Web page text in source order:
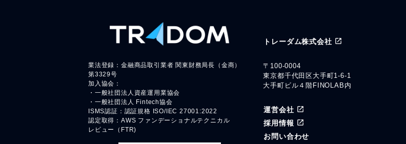
業法登録：金融商品取引業者 関東財務局長（金商）
第3329号
加入協会：
・一般社団法人資産運用業協会
・一般社団法人 Fintech協会
ISMS認証：認証規格 ISO/IEC 27001:2022
認定取得：AWS ファンデーショナルテクニカル
レビュー（FTR)
トレーダム株式会社
〒100-0004
東京都千代田区大手町1-6-1
大手町ビル４階FINOLAB内
運営会社
採用情報
お問い合わせ